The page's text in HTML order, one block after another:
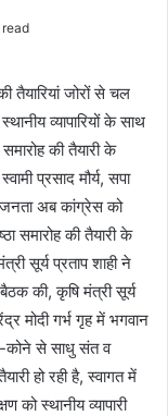
तैयारियां जोरों से चल
व्यापारियों के साथ
की तैयारी के
प्रसाद मौर्य, सपा
जनता अब कांग्रेस को
समारोह की तैयारी के
सूर्य प्रताप शाही ने
की, कृषि मंत्री सूर्य
मोदी गर्भ गृह में भगवान
कोने से साधु संत व
हो रही है, स्वागत में
को स्थानीय व्यापारी